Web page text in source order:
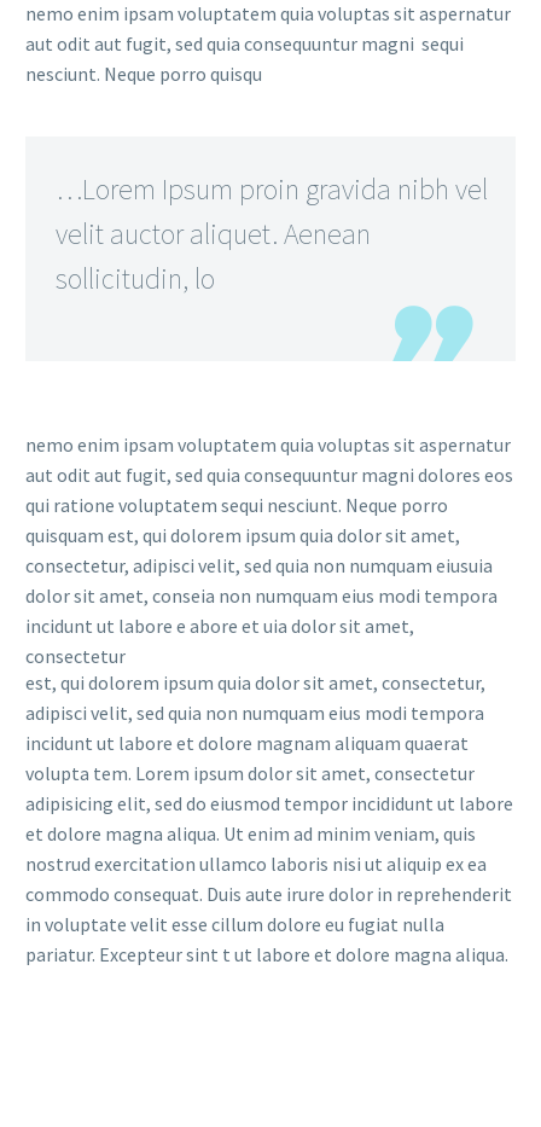
nemo enim ipsam voluptatem quia voluptas sit aspernatur
aut odit aut fugit, sed quia consequuntur magni sequi
nesciunt. Neque porro quisqu
…Lorem Ipsum proin gravida nibh vel
velit auctor aliquet. Aenean
sollicitudin, lo
nemo enim ipsam voluptatem quia voluptas sit aspernatur
aut odit aut fugit, sed quia consequuntur magni dolores eos
qui ratione voluptatem sequi nesciunt. Neque porro
quisquam est, qui dolorem ipsum quia dolor sit amet,
consectetur, adipisci velit, sed quia non numquam eiusuia
dolor sit amet, conseia non numquam eius modi tempora
incidunt ut labore e abore et uia dolor sit amet,
consectetur
est, qui dolorem ipsum quia dolor sit amet, consectetur,
adipisci velit, sed quia non numquam eius modi tempora
incidunt ut labore et dolore magnam aliquam quaerat
volupta tem. Lorem ipsum dolor sit amet, consectetur
adipisicing elit, sed do eiusmod tempor incididunt ut labore
et dolore magna aliqua. Ut enim ad minim veniam, quis
nostrud exercitation ullamco laboris nisi ut aliquip ex ea
commodo consequat. Duis aute irure dolor in reprehenderit
in voluptate velit esse cillum dolore eu fugiat nulla
pariatur. Excepteur sint t ut labore et dolore magna aliqua.